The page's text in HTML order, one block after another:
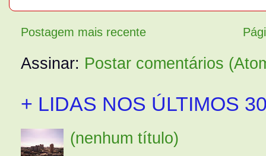
Postagem mais recente
Assinar: Postar comentários
+ LIDAS NOS ÚLTIMOS
(nenhum título)